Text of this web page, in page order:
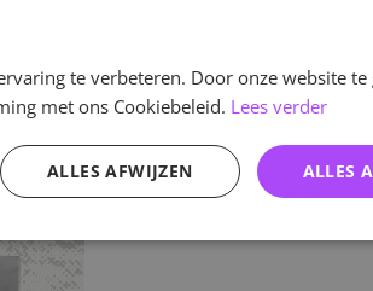
te verbeteren. Door onze website
met ons Cookiebeleid. Lees verder
ALLES
ALLES AFWIJZEN